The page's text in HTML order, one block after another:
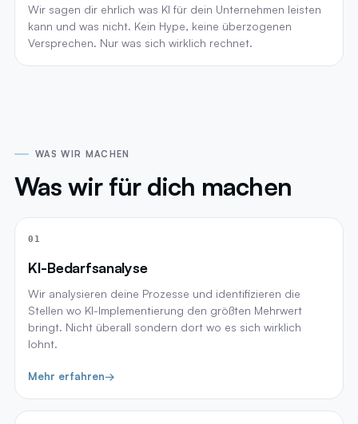
Wir sagen dir ehrlich was KI für dein Unternehmen leisten
kann und was nicht. Kein Hype, keine überzogenen
Versprechen. Nur was sich wirklich rechnet.
WAS WIR MACHEN
Was wir für dich machen
01
KI-Bedarfsanalyse
Wir analysieren deine Prozesse und identifizieren die
Stellen wo KI-Implementierung den größten Mehrwert
bringt. Nicht überall sondern dort wo es sich wirklich
lohnt.
Mehr erfahren→